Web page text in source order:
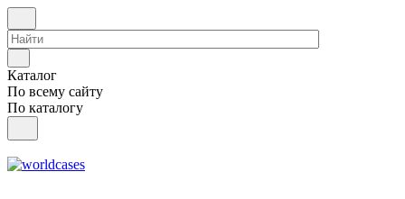
Каталог
По всему сайту
По каталогу